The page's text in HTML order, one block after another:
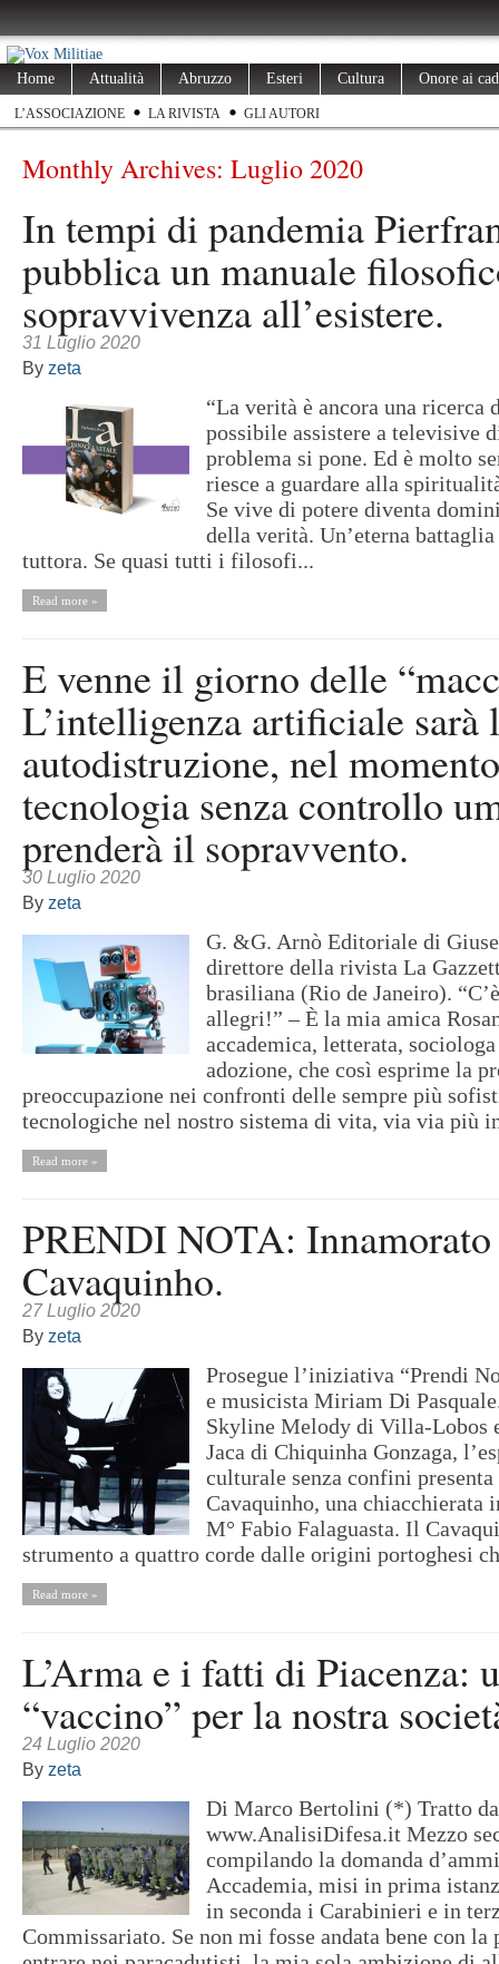
Home Attualità Abruzzo Esteri Cultura Onore ai
L’ASSOCIAZIONE LA RIVISTA GLI AUTORI
Monthly Archives: Luglio 2020
In tempi di pandemia
pubblica un manuale
sopravvivenza all’esistere.
31 Luglio 2020
By zeta
“La verità è ancora una ricerca
possibile assistere a televisive
problema si pone. Ed è molto
riesce a guardare alla
Se vive di potere diventa
della verità. Un’eterna
tuttora. Se quasi tutti i filosofi...
Read more »
E venne il giorno delle
L’intelligenza artificiale sarà
autodistruzione, nel
tecnologia senza controllo
prenderà il sopravvento.
30 Luglio 2020
By zeta
G. &G. Arnò Editoriale di
direttore della rivista La
brasiliana (Rio de Janeiro).
allegri!” – È la mia amica
accademica, letterata,
adozione, che così esprime la
preoccupazione nei confronti delle sempre più
tecnologiche nel nostro sistema di vita, via via più
Read more »
PRENDI NOTA:
Cavaquinho.
27 Luglio 2020
By zeta
Prosegue l’iniziativa “Prendi
e musicista Miriam Di
Skyline Melody di Villa-Lobos
Jaca di Chiquinha Gonzaga,
culturale senza confini
Cavaquinho, una chiacchierata
M° Fabio Falaguasta. Il
strumento a quattro corde dalle origini portoghesi
Read more »
L’Arma e i fatti di Piacenza:
“vaccino” per la nostra
24 Luglio 2020
By zeta
Di Marco Bertolini (*) Tratto da
www.AnalisiDifesa.it Mezzo
compilando la domanda
Accademia, misi in prima
in seconda i Carabinieri e in
Commissariato. Se non mi fosse andata bene con la